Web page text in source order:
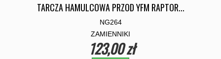
TARCZA HAMULCOWA PRZOD YFM RAPTOR...
NG264
ZAMIENNIKI
123,00 zł